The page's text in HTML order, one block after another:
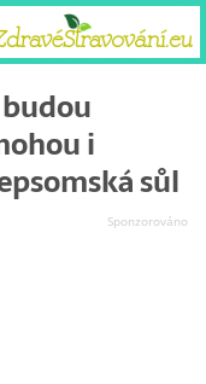
i
sůl